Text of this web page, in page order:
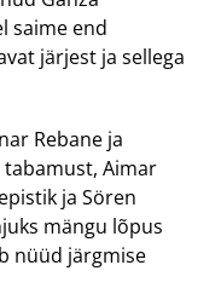
saime end
järjest ja sellega
Rebane ja
tabamust, Aimar
ja Sören
mängu lõpus
nüüd järgmise